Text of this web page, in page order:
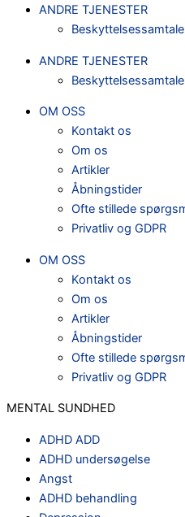
ANDRE TJENESTER
ANDRE TJENESTER
OM OSS
Kontakt os
Om os
Artikler
Åbningstider
Ofte stillede
Privatliv og GDPR
OM OSS
Kontakt os
Om os
Artikler
Åbningstider
Ofte stillede
Privatliv og GDPR
MENTAL SUNDHED
ADHD ADD
ADHD undersøgelse
Angst
ADHD behandling